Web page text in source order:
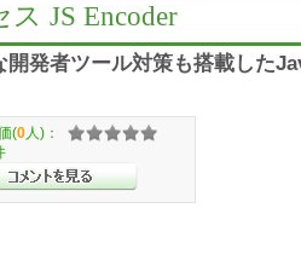
JS Encoder
開発者ツール対策も搭載した
(0 人)：